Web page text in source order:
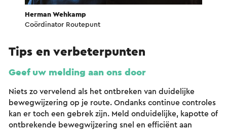
Herman Wehkamp
Coördinator Routepunt
Tips en verbeterpunten
Geef uw melding aan ons door
Niets zo vervelend als het ontbreken van duidelijke
bewegwijzering op je route. Ondanks continue controles
kan er toch een gebrek zijn. Meld onduidelijke, kapotte of
ontbrekende bewegwijzering snel en efficiënt aan